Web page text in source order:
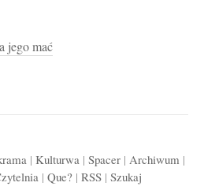
jego mać
| Kulturwa| Spacer| Archiwum |
| Que? | RSS| Szukaj